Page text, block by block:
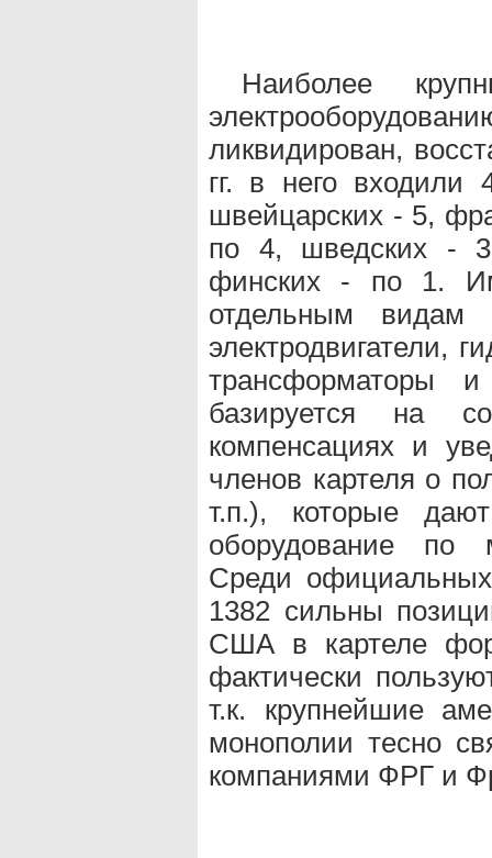
Наиболее
ликвидирован,
гг. в него входили
швейцарских - 5,
по 4, шведских - 3,
финских - по 1.
отдельным видам
электродвигатели,
трансформаторы
базируется на
компенсациях и
членов картеля о
т.п.), которые
оборудование по
Среди официальных
1382 сильны
США в картеле
фактически
т.к. крупнейшие
монополии тесно
компаниями ФРГ и